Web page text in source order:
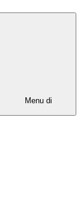
Menu di